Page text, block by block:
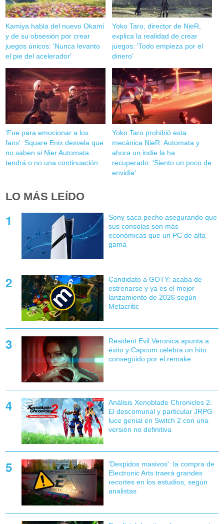
Kamiya habla del nuevo Okami
y de su obsesión por crear
juegos únicos: 'Nunca levanto
el pie del acelerador'
Yoko Taro, director de NieR,
explica la realidad de crear
juegos: 'Todo empieza por el
dinero'
'Fue para emocionar a los
fans': Square Enix desvela que
no saben si Nier Automata
tendrá o no una continuación
Yoko Taro prohibió esta
mecánica NieR: Automata y
ahora un indie la ha
recuperado: 'Siento un poco de
envidia'
LO MÁS LEÍDO
Sony saca pecho asegurando que
sus consolas son más
económicas que un PC de alta
gama
Candidato a GOTY: acaba de
estrenarse y ya es el mejor
lanzamiento de 2026 según
Metacritic
Resident Evil Veronica apunta a
éxito y Capcom celebra un hito
conseguido por el remake
Análisis Xenoblade Chronicles 2:
El descomunal y particular JRPG
luce genial en Switch 2 con una
versión no definitiva
'Despidos masivos': la compra de
Electronic Arts traerá grandes
recortes en los estudios, según
analistas